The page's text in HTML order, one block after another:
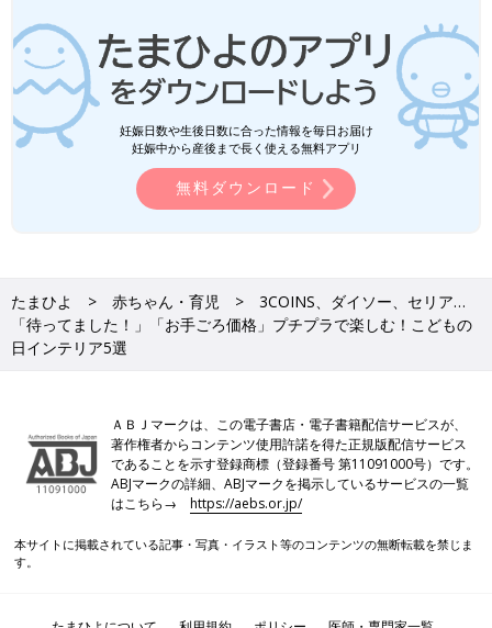
出典：Instagramアカウント「m_fam_home_」
Rさんが購入した3COINSの「かぶとオブジェ」は、クリアなア
クリル素材で軽やかな印象。シンプルだけど存在感があり、置く
だけで空間がぐっとおしゃれになりますよ！コンパクトで場所を
取らないから、気軽にこどもの日を楽しめるアイテムです。
BREEZE、THE NORTH FACE、OCEAN
＆GROUND…｜毎日の通園やお出かけ
だからこそ、使いやすさや選び方に迷うことも
ありますよね。そこで今回は、現役保育士の視
らこそきれいに飾りたいけれど、ホコリが気に
なったり、置き場所に困ったりすることもあり
ますよね。そこで今回は、ダイソーで購入でき
るディスプレイケースをご紹介します。プチプ
ラなのに整理整頓とホコリよけが同時にかなう
優秀アイテムばかり。ぜひ参考にしてみてくだ
今回は、プチプラで気軽に楽しめる「こどもの日インテリア」を
ご紹介しました。ちょっとしたスペースに季節の飾りを取り入れ
また、写真撮影の小物としても大活躍のアイテムばかり！ぜひお
妊娠日数や生後日数に合った情報を毎日お届け
妊娠中から産後まで長く使える無料アプリ
無料ダウンロード
たまひよ 赤ちゃん・育児
3COINS、ダイソー、セリア…
「待ってました！」「お手ごろ価格」プチプラで楽しむ！こどもの
日インテリア5選
ＡＢＪマークは、この電子書店・電子書籍配信サービスが、
著作権者からコンテンツ使用許諾を得た正規版配信サービス
であることを示す登録商標（登録番号 第11091000号）です。
ABJマークの詳細、ABJマークを掲示しているサービスの一覧
はこちら→https://aebs.or.jp/
本サイトに掲載されている記事・写真・イラスト等のコンテンツの無断転載を禁じま
す。